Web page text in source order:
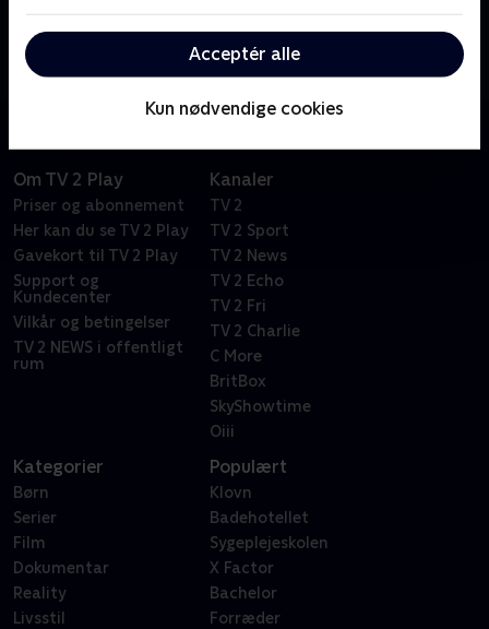
Acceptér alle
Kun nødvendige cookies
kæreste ud fra et udvalg af nøgne mennesker - men
vil kemien stadig være der, når tøjet kommer på?
Om TV 2 Play
Priser og abonnement
Her kan du se TV 2 Play
Gavekort til TV 2 Play
Support og
Kundecenter
Vilkår og betingelser
TV 2 NEWS i offentligt
rum
Kanaler
TV 2
TV 2 Sport
TV 2 News
TV 2 Echo
TV 2 Fri
TV 2 Charlie
C More
BritBox
SkyShowtime
Oiii
Kategorier
Børn
Serier
Film
Dokumentar
Reality
Livsstil
Populært
Klovn
Badehotellet
Sygeplejeskolen
X Factor
Bachelor
Forræder